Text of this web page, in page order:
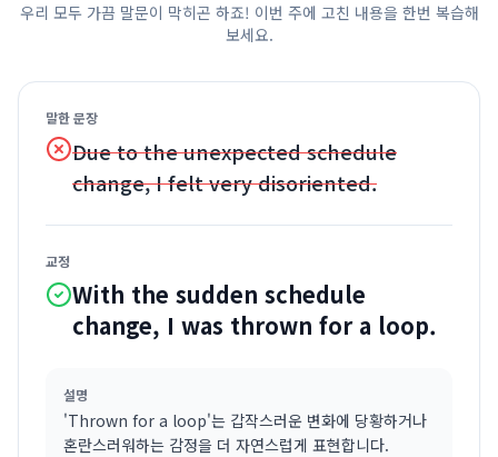
우리 모두 가끔 말문이 막히곤 하죠! 이번 주에 고친 내용을 한번 복습해
보세요.
말한 문장
Due to the unexpected schedule
change, I felt very disoriented.
교정
With the sudden schedule
change, I was thrown for a loop.
설명
'Thrown for a loop'는 갑작스러운 변화에 당황하거나
혼란스러워하는 감정을 더 자연스럽게 표현합니다.